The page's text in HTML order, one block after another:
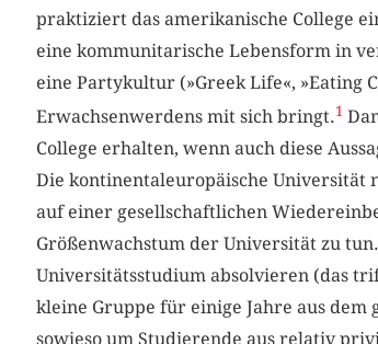
praktiziert das amerikanische College
eine kommunitarische Lebensform in
eine Partykultur (»Greek Life«, »Eating
Erwachsenwerdens mit sich bringt.1
College erhalten, wenn auch diese
Die kontinentaleuropäische Universität
auf einer gesellschaftlichen
Größenwachstum der Universität zu
Universitätsstudium absolvieren (das
kleine Gruppe für einige Jahre aus dem
sowieso um Studierende aus relativ